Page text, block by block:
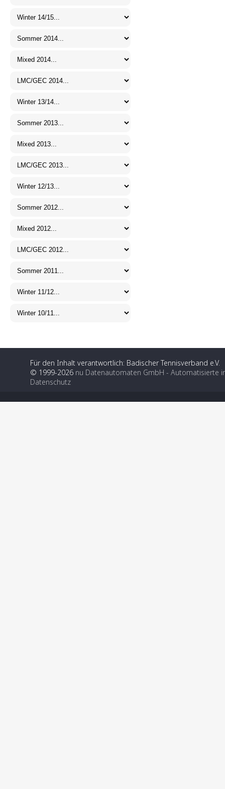
Für den Inhalt verantwortlich: Badischer Tennisverband e.V.
© 1999-2026 nu Datenautomaten GmbH - Automatisierte
Datenschutz